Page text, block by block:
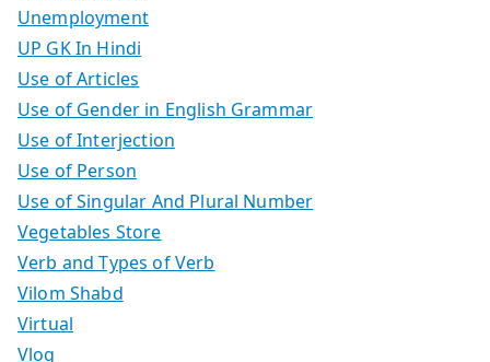
Unemployment
UP GK In Hindi
Use of Articles
Use of Gender in English Grammar
Use of Interjection
Use of Person
Use of Singular And Plural Number
Vegetables Store
Verb and Types of Verb
Vilom Shabd
Virtual
Vlog